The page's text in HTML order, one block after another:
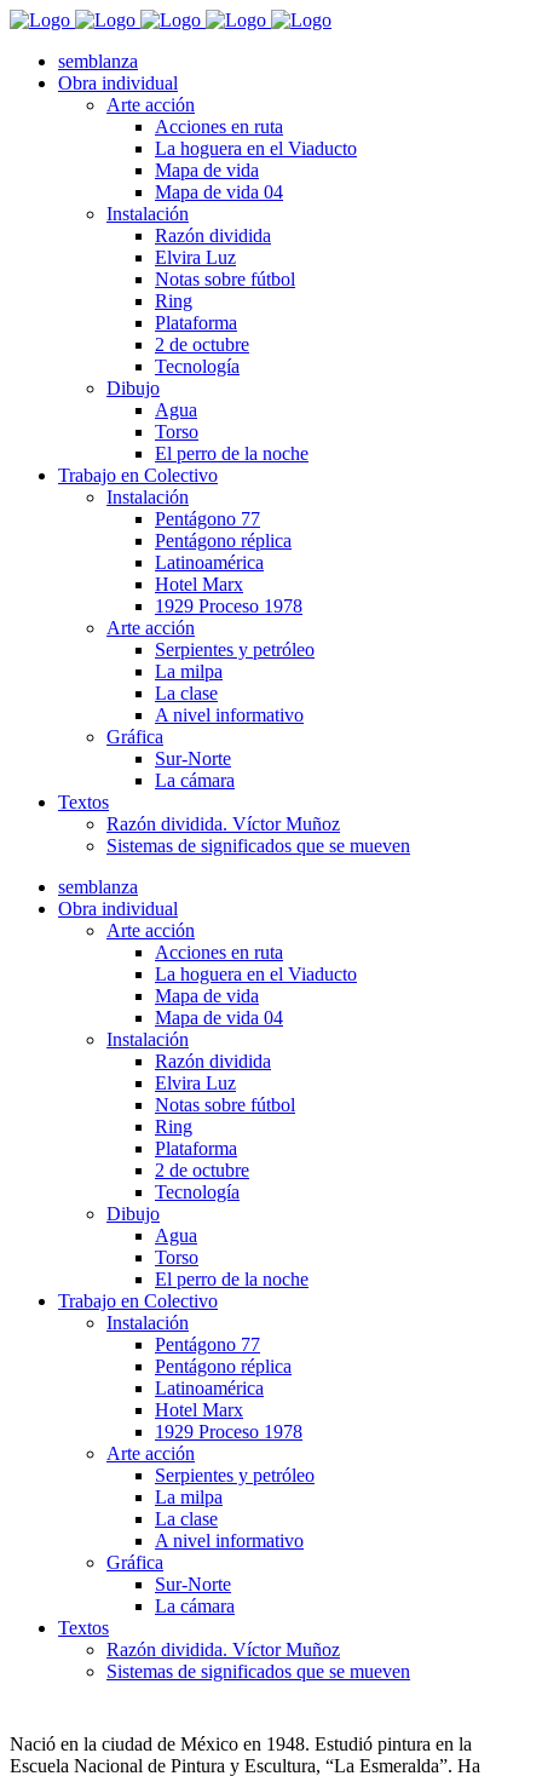
semblanza
Obra individual
Arte acción
Acciones en ruta
La hoguera en el Viaducto
Mapa de vida
Mapa de vida 04
Instalación
Razón dividida
Elvira Luz
Notas sobre fútbol
Ring
Plataforma
2 de octubre
Tecnología
Dibujo
Agua
Torso
El perro de la noche
Trabajo en Colectivo
Instalación
Pentágono 77
Pentágono réplica
Latinoamérica
Hotel Marx
1929 Proceso 1978
Arte acción
Serpientes y petróleo
La milpa
La clase
A nivel informativo
Gráfica
Sur-Norte
La cámara
Textos
Razón dividida. Víctor Muñoz
Sistemas de significados que se mueven
semblanza
Obra individual
Arte acción
Acciones en ruta
La hoguera en el Viaducto
Mapa de vida
Mapa de vida 04
Instalación
Razón dividida
Elvira Luz
Notas sobre fútbol
Ring
Plataforma
2 de octubre
Tecnología
Dibujo
Agua
Torso
El perro de la noche
Trabajo en Colectivo
Instalación
Pentágono 77
Pentágono réplica
Latinoamérica
Hotel Marx
1929 Proceso 1978
Arte acción
Serpientes y petróleo
La milpa
La clase
A nivel informativo
Gráfica
Sur-Norte
La cámara
Textos
Razón dividida. Víctor Muñoz
Sistemas de significados que se mueven
Nació en la ciudad de México en 1948. Estudió pintura en la
Escuela Nacional de Pintura y Escultura, “La Esmeralda”. Ha